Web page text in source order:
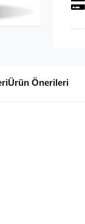
Ürün Önerileri